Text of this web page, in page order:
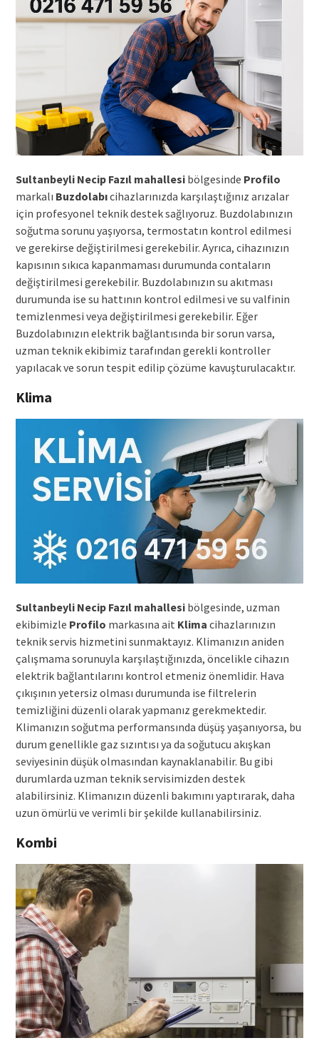
Sultanbeyli Necip Fazıl mahallesibölgesinde Profilo
markalı Buzdolabıcihazlarınızda karşılaştığınız arızalar
için profesyonel teknik destek sağlıyoruz. Buzdolabınızın
soğutma sorunu yaşıyorsa, termostatın kontrol edilmesi
ve gerekirse değiştirilmesi gerekebilir. Ayrıca, cihazınızın
kapısının sıkıca kapanmaması durumunda contaların
değiştirilmesi gerekebilir. Buzdolabınızın su akıtması
durumunda ise su hattının kontrol edilmesi ve su valfinin
temizlenmesi veya değiştirilmesi gerekebilir. Eğer
Buzdolabınızın elektrik bağlantısında bir sorun varsa,
uzman teknik ekibimiz tarafından gerekli kontroller
yapılacak ve sorun tespit edilip çözüme kavuşturulacaktır.
Klima
Sultanbeyli Necip Fazıl mahallesibölgesinde, uzman
ekibimizle Profilo markasına ait Klima cihazlarınızın
teknik servis hizmetini sunmaktayız. Klimanızın aniden
çalışmama sorunuyla karşılaştığınızda, öncelikle cihazın
elektrik bağlantılarını kontrol etmeniz önemlidir. Hava
çıkışının yetersiz olması durumunda ise filtrelerin
temizliğini düzenli olarak yapmanız gerekmektedir.
Klimanızın soğutma performansında düşüş yaşanıyorsa, bu
durum genellikle gaz sızıntısı ya da soğutucu akışkan
seviyesinin düşük olmasından kaynaklanabilir. Bu gibi
durumlarda uzman teknik servisimizden destek
alabilirsiniz. Klimanızın düzenli bakımını yaptırarak, daha
uzun ömürlü ve verimli bir şekilde kullanabilirsiniz.
Kombi